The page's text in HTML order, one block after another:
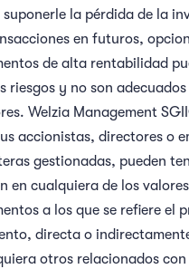
suponerle la pérdida de la
en futuros,
de alta rentabilidad
riesgos y no son
Welzia Management
accionistas, directores o
gestionadas, pueden
en cualquiera de los
a los que se refiere el
directa o
otros relacionados con